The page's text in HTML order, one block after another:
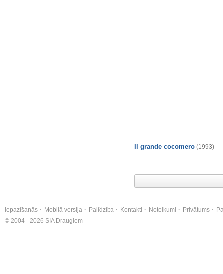
Il grande cocomero (1993)
Iepazīšanās Mobilā versija Palīdzība Kontakti Noteikumi Privātums
© 2004 - 2026 SIA Draugiem